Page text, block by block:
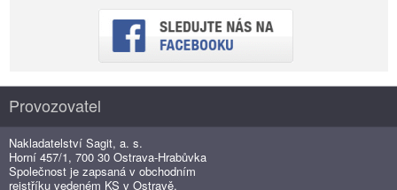
Provozovatel
Nakladatelství Sagit, a. s.
Horní 457/1, 700 30 Ostrava-Hrabůvka
Společnost je zapsaná v obchodním
rejstříku vedeném KS v Ostravě,